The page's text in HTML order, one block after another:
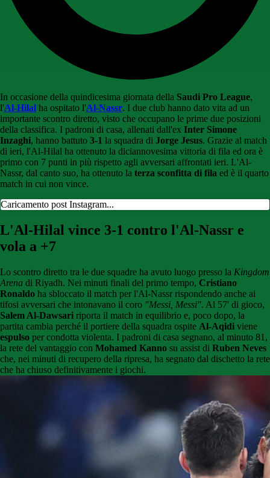
In occasione della quindicesima giornata della Saudi Pro League,
l'Al-Hilal ha ospitato l'Al-Nassr. I due club hanno dato vita ad un
importante scontro diretto, visto che occupano le prime due posizioni
della classifica. I padroni di casa, allenati dall'ex Inter Simone
Inzaghi, hanno battuto 3-1 la squadra di Jorge Jesus. Grazie al match
di ieri, l'Al-Hilal ha ottenuto la diciannovesima vittoria di fila ed ora è
primo con 7 punti in più rispetto agli avversari affrontati ieri. L'Al-
Nassr, dal canto suo, ha ottenuto la terza sconfitta di fila ed è il quarto
match in cui non vince.
Caricamento post Instagram...
L'Al-Hilal vince 3-1 contro l'Al-Nassr e
vola a +7
Lo scontro diretto tra le due squadre ha avuto luogo presso la Kingdom
Arena di Riyadh. Nei minuti finali del primo tempo, Cristiano
Ronaldo ha sbloccato il match per l'Al-Nassr rispondendo anche ai
tifosi avversari che intonavano il coro "Messi, Messi". Al 57' di gioco,
Salem Al-Dawsari riporta il match in equilibrio e, poco dopo, la
partita cambia perché il portiere della squadra ospite Al-Aqidi viene
espulso per condotta violenta. I padroni di casa segnano, al minuto 81,
la rete del vantaggio con Mohamed Kanno su assist di Ruben Neves
che, nei minuti di recupero della ripresa, ha segnato dal dischetto la rete
che ha chiuso definitivamente i giochi.